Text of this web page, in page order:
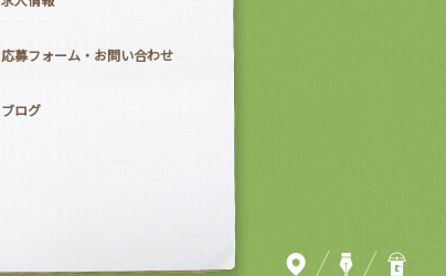
応募フォーム・お問い合わせ
ブログ